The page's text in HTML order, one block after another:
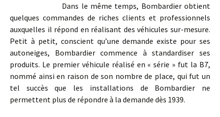
Dans le même temps, Bombardier obtient
quelques commandes de riches clients et professionnels
auxquelles il répond en réalisant des véhicules sur-mesure.
Petit à petit, conscient qu’une demande existe pour ses
autoneiges, Bombardier commence à standardiser ses
produits. Le premier véhicule réalisé en « série » fut la B7,
nommé ainsi en raison de son nombre de place, qui fut un
tel succès que les installations de Bombardier ne
permettent plus de répondre à la demande dès 1939.